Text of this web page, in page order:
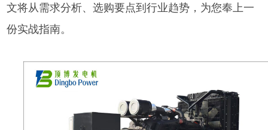
文将从需求分析、选购要点到行业趋势，为您奉上一
份实战指南。